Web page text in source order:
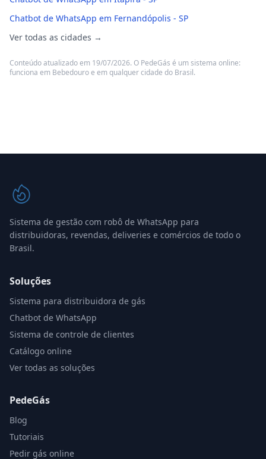
Chatbot de WhatsApp em Fernandópolis - SP
Ver todas as cidades →
Conteúdo atualizado em 19/07/2026. O PedeGás é um sistema online:
funciona em Bebedouro e em qualquer cidade do Brasil.
Sistema de gestão com robô de WhatsApp para
distribuidoras, revendas, deliveries e comércios de todo o
Brasil.
Soluções
Sistema para distribuidora de gás
Chatbot de WhatsApp
Sistema de controle de clientes
Catálogo online
Ver todas as soluções
PedeGás
Blog
Tutoriais
Pedir gás online